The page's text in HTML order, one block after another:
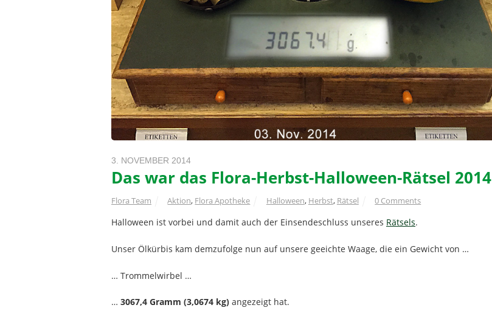
3. NOVEMBER 2014
Das war das Flora-Herbst-Halloween-Rätsel 2014
Flora Team Aktion, Flora Apotheke Halloween, Herbst, Rätsel 0 Comments
Halloween ist vorbei und damit auch der Einsendeschluss unseres Rätsels.
Unser Ölkürbis kam demzufolge nun auf unsere geeichte Waage, die ein Gewicht von …
… Trommelwirbel …
… 3067,4 Gramm (3,0674 kg) angezeigt hat.